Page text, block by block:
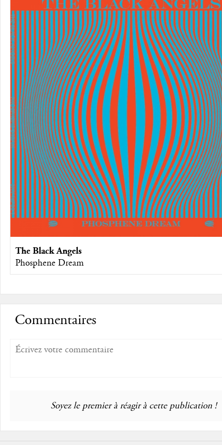
The Black Angels
Phosphene Dream
Commentaires
Soyez le premier à réagir à cette publication !